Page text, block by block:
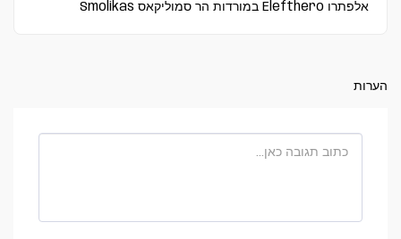
אלפתרו Elefthero במורדות הר סמוליקאס Smolikas
הערות